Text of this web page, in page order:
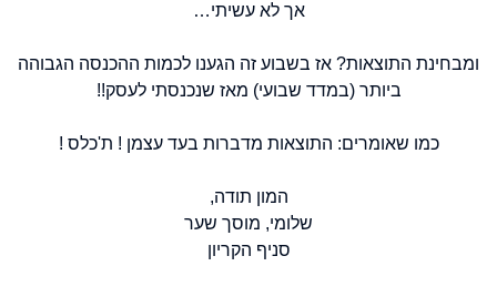
אך לא עשיתי…
ומבחינת התוצאות? אז בשבוע זה הגענו לכמות ההכנסה הגבוהה
ביותר (במדד שבועי) מאז שנכנסתי לעסק!!
כמו שאומרים: התוצאות מדברות בעד עצמן ! ת'כלס !
המון תודה,
שלומי, מוסך שער
סניף הקריון